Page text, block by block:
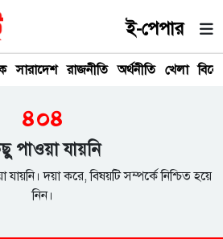
ই-পেপার
সারাদেশ রাজনীতি অর্থনীতি খেলা
৪০৪
পাওয়া যায়নি
দয়া করে, বিষয়টি সম্পর্কে নিশ্চিত হয়ে
নিন।